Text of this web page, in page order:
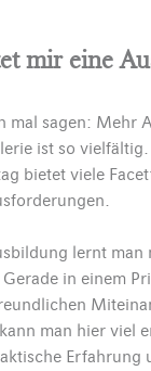
mir eine
mal sagen: Mehr
ist so
bietet viele
lernt
in einem
man hier viel